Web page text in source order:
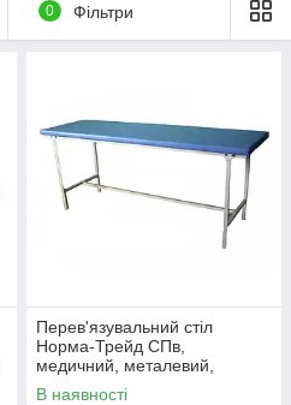
0 Фільтри
Перев'язувальний стіл
Норма-Трейд СПв,
медичний, металевий,
Україна.
В наявності